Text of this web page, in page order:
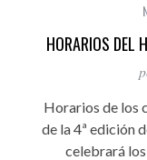
HORARIOS DEL
Horarios de los
de la 4ª edición
celebrará